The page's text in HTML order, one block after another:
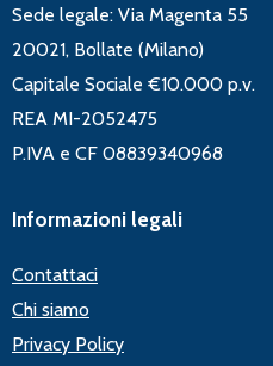
Sede legale: Via Magenta 55
20021, Bollate (Milano)
Capitale Sociale €10.000 p.v.
REA MI-2052475
P.IVA e CF 08839340968
Informazioni legali
Contattaci
Chi siamo
Privacy Policy